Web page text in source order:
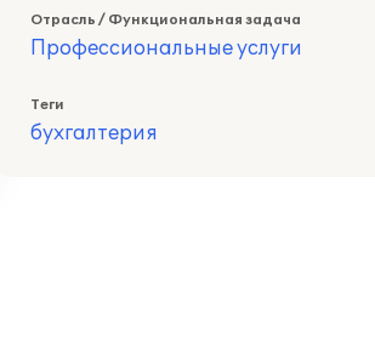
Отрасль / Функциональная задача
Профессиональные услуги
Теги
бухгалтерия